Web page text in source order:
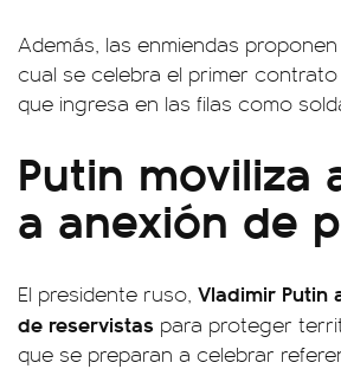
Además, las enmiendas
cual se celebra el primer
que ingresa en las filas como
Putin moviliza
a anexión de
El presidente ruso, Vladimir Putin
de reservistas para proteger
que se preparan a celebrar